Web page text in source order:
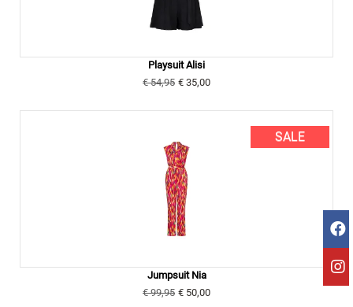
Playsuit Alisi
€ 54,95 € 35,00
SALE
Jumpsuit Nia
€ 99,95 € 50,00